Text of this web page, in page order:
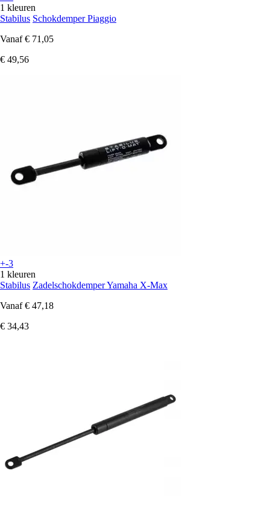
1 kleuren
Stabilus Schokdemper Piaggio
Vanaf € 71,05
€ 49,56
+-3
1 kleuren
Stabilus Zadelschokdemper Yamaha X-Max
Vanaf € 47,18
€ 34,43